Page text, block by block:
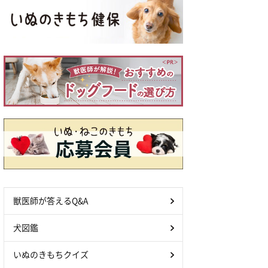
獣医師が答えるQ&A
犬図鑑
いぬのきもちクイズ